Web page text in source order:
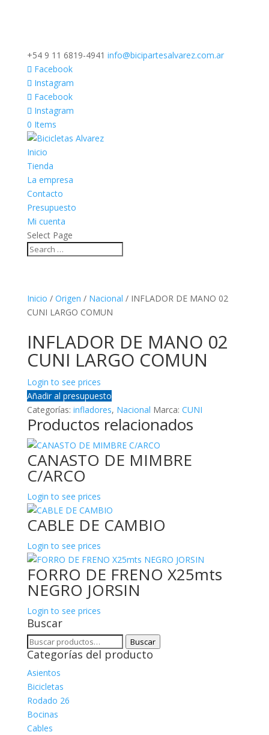
+54 9 11 6819-4941 info@bicipartesalvarez.com.ar
Facebook
Instagram
Facebook
Instagram
0 Items
Inicio
Tienda
La empresa
Contacto
Presupuesto
Mi cuenta
Select Page
Inicio / Origen / Nacional / INFLADOR DE MANO 02
CUNI LARGO COMUN
INFLADOR DE MANO 02
CUNI LARGO COMUN
Login to see prices
Añadir al presupuesto
Categorías: infladores, Nacional Marca: CUNI
Productos relacionados
CANASTO DE MIMBRE
C/ARCO
Login to see prices
CABLE DE CAMBIO
Login to see prices
FORRO DE FRENO X25mts
NEGRO JORSIN
Login to see prices
Buscar
Buscar
por:
Buscar
Categorías del producto
Asientos
Bicicletas
Rodado 26
Bocinas
Cables